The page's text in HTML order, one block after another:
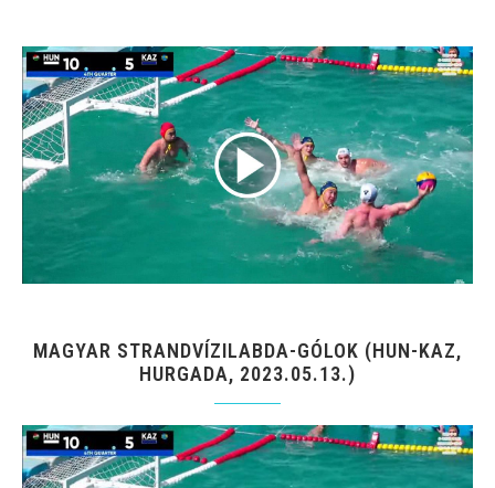
MAGYAR STRANDVÍZILABDA-GÓLOK (HUN-KAZ,
HURGADA, 2023.05.13.)